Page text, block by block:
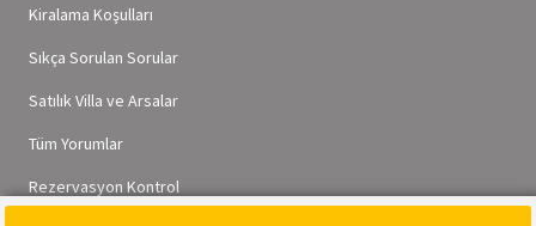
Kiralama Koşulları
Sıkça Sorulan Sorular
Satılık Villa ve Arsalar
Tüm Yorumlar
Rezervasyon Kontrol